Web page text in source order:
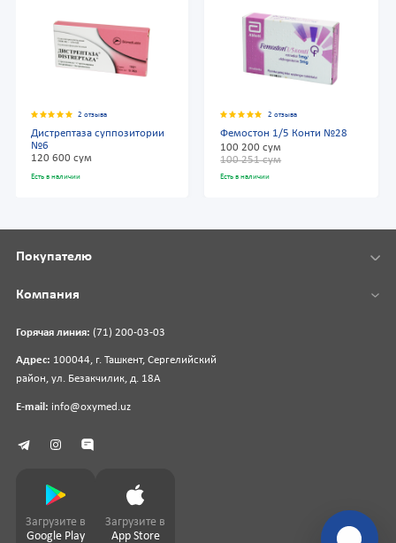
2 отзыва
Дистрептаза суппозитории
№6
120 600 сум
Есть в наличии
2 отзыва
Фемостон 1/5 Конти №28
100 200 сум
100 251 сум
Есть в наличии
Горячая линия: (71) 200-03-03
Адрес: 100044, г. Ташкент, Сергелийский
район, ул. Безакчилик, д. 18А
E-mail: info@oxymed.uz
Покупателю
Компания
Загрузите в
Google Play
Загрузите в
App Store